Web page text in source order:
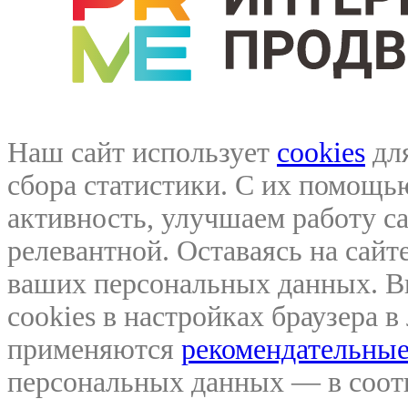
Наш сайт использует cookies
сбора статистики. С их
активность, улучшаем работу
релевантной. Оставаясь на
ваших персональных данных.
cookies в настройках браузера
применяются
персональных данных — в